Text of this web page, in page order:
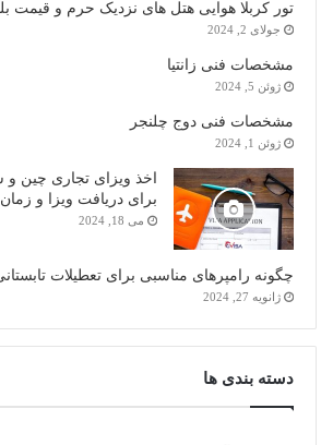
تور کربلا هوایی هتل های نزدیک حرم و قیمت
جولای 2, 2024
مشخصات فنی زانتیا
ژوئن 5, 2024
مشخصات فنی دوج چلنجر
ژوئن 1, 2024
اخذ ویزای تجاری چین
برای دریافت ویزا و
می 18, 2024
چگونه رامپرهای مناسبی برای تعطیلات
ژانویه 27, 2024
دسته بندی ها